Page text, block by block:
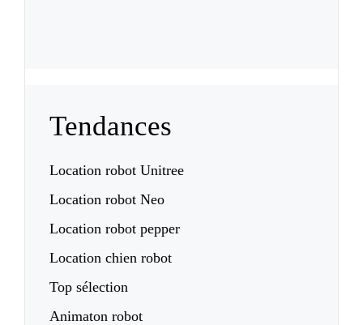
Tendances
Location robot Unitree
Location robot Neo
Location robot pepper
Location chien robot
Top sélection
Animaton robot